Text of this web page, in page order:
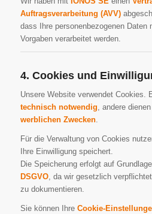
Auftragsverarbeitung (AVV)
dass Ihre personenbezogenen Daten
Vorgaben verarbeitet werden.
4. Cookies und
Unsere Website verwendet Cookies.
technisch notwendig , andere dienen
werblichen Zwecken.
Für die Verwaltung von Cookies
Ihre Einwilligung speichert.
Die Speicherung erfolgt auf
DSGVO, da wir gesetzlich
zu dokumentieren.
Sie können Ihre Cookie-